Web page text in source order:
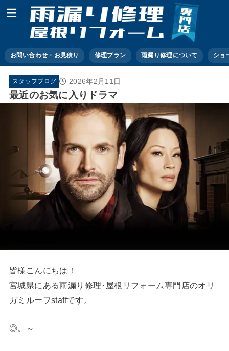
お問い合わせ・お見積り 修理プラン 雨漏り修理について ショ
スタッフブログ 2026年2月11日
最近のお気に入りドラマ
皆様こんにちは！
宮城県にある雨漏り修理･屋根リフォーム専門店のオリ
ガミルーフstaffです。
◎。～